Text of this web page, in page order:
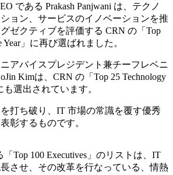
である Prakash Panjwani は、テクノ
ョン、サービスのイノベーションを推
ゼクティブを評価する CRN の「Top
Year」に再び選ばれました。
アバイスプレジデント兼チーフレベニ
Kimは、CRN の「Top 25 Technology
も選出されています。
打ち破り、IT 市場の常識を覆す優秀
彰するものです。
Top 100 Executives」のリストは、IT
させ、その改革を行なっている、情熱